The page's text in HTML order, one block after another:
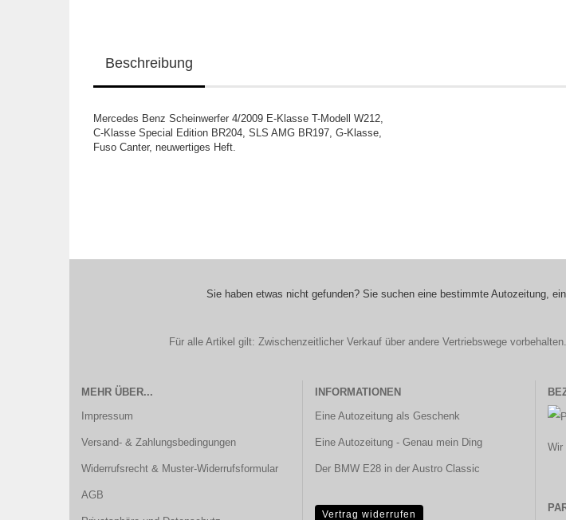
Beschreibung
Mercedes Benz Scheinwerfer 4/2009 E-Klasse T-Modell W212,
C-Klasse Special Edition BR204, SLS AMG BR197, G-Klasse,
Fuso Canter, neuwertiges Heft.
Sie haben etwas nicht gefunden? Sie suchen eine bestimmte Autozeitung,
Für alle Artikel gilt: Zwischenzeitlicher Verkauf über andere Vertriebswege
MEHR ÜBER...
Impressum
Versand- & Zahlungsbedingungen
Widerrufsrecht & Muster-Widerrufsformular
AGB
INFORMATIONEN
Eine Autozeitung als Geschenk
Eine Autozeitung - Genau mein Ding
Der BMW E28 in der Austro Classic
Vertrag widerrufen
Wir